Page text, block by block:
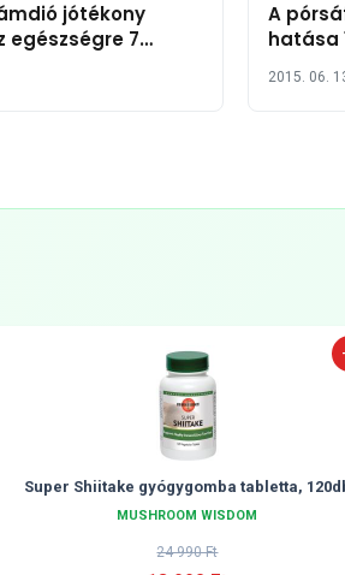
jótékony
egészségre 7
A
hatása
2015. 06.
Super Shiitake gyógygomba tabletta,
MUSHROOM WISDOM
24 990 Ft